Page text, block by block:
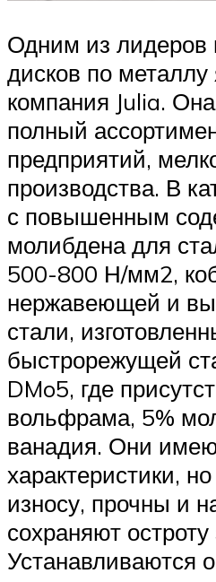
Одним из лидеров
дисков по металлу
компания Julia.
полный
предприятий,
производства. В
с повышенным
молибдена для
500-800 Н/мм2,
нержавеющей и
стали,
быстрорежущей
DMo5, где
вольфрама, 5%
ванадия. Они
характеристики,
износу, прочны и
сохраняют остроту
Устанавливаются